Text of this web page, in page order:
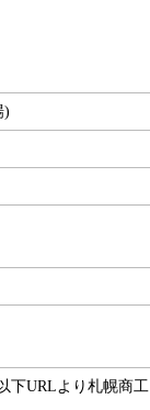
)
下URLより札幌商工